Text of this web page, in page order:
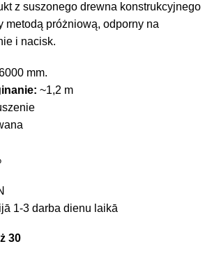
z suszonego drewna konstrukcyjnego
metodą próżniową, odporny na
i nacisk.
mm.
~1,2 m
1-3 darba dienu laikā
30